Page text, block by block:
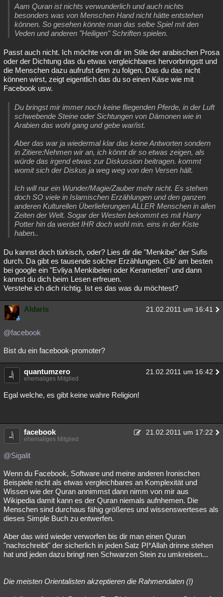
Aam Quran ist nichts verwunderlich und auch nichts
besonders was von Menschen Hand nicht hätte entstehen
können. So gesehen könnte man das selbe Spiel mit den
Veden und anderen "Heiligen" Schriften spielen.
Passt auch nicht. Ich möchte von dir im Stile der arabischen Prosa
oder der Dichtung das du etwas vergleichbares hervorbringstt und
die Menschen dazu aufrufst dem zu folgen. Das du das nicht
können wirst, zeigt eigentlich das du so einen Käse wie mit
Facebook usw.
Du bringst mir immer noch keine fliegenden Pferde, in der Luft
schwebende Steine oder Sichtungen von Dämonen wie in
Arabien das wohl gang und gebe war/ist.
Aber das war ja wiedermal klar das keine Antworten sondern
in Zitiere:Nehmen wir an, ich könnt dir so etwas zeigen, als
würde das irgend etwas zur Diskussion beitragen. kommt
womit sich der Diskus ja weg weg von den Versen hält.
Ich will nur ein Wunder/Magie/Zauber mehr nicht. Es stehen
doch SO viele in Islamischen Erzählungen und den ganzen
anderen Kulturellen Überlieferungen ALLER Menschen in allen
Zeiten der Welt. Sogar der Westen bekommt es mit Harry
Potter hin da werdet IHR doch wohl min. eins in der Kiste
haben..
Du kannst doch türkisch, oder? Lies dir die "Menkibe" der Sufis
durch. Da gibt es tausende solcher Erzählungen. Gib' am besten
bei google ein "Evliya Menkibeleri oder Kerametleri" und dann
kannst du dich beim Lesen erfreuen.
Verstehe ich dich richtig. Ist es das was du möchtest?
Aldaris 21.02.2011 um 16:41
@facebook
Bist du ein facebook-promoter?
quantumzero 21.02.2011 um 16:42
ehemaliges Mitglied
Egal welche, es gibt keine wahre Religion!
facebook 21.02.2011 um 17:22
ehemaliges Mitglied
@Sigalit
Wenn du Facebook, Software und meine anderen Ironischen
Beispiele nicht als etwas vergleichbares an Komplexität und
Wissen wie der Quran annimmst dann nimm von mir aus
Wikipedia damit kann es der Quran niemals aufnhemen. Die
Menschen sind durchaus fähig größeres und wissenswerteses als
dieses Simple Buch zu entwerfen.
Aber das wird wieder verworfen bis dir man einen Quran
"nachschreibt" der sicherlich in jeden Satz PI*Allah drinne stehen
hat und jeden dazu bringt nen Schwarzen Stein zu umkreisen...
Die meisten Orientalisten akzeptieren die Rahmendaten (!)